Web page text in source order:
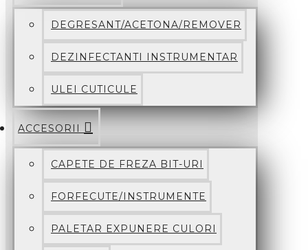
DEGRESANT/ACETONA/REMOVER
DEZINFECTANTI INSTRUMENTAR
ULEI CUTICULE
ACCESORII
CAPETE DE FREZA BIT-URI
FORFECUTE/INSTRUMENTE
PALETAR EXPUNERE CULORI